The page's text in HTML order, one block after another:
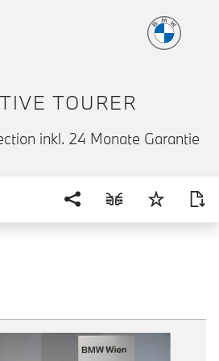
TOURER
inkl. 24 Monate Garantie